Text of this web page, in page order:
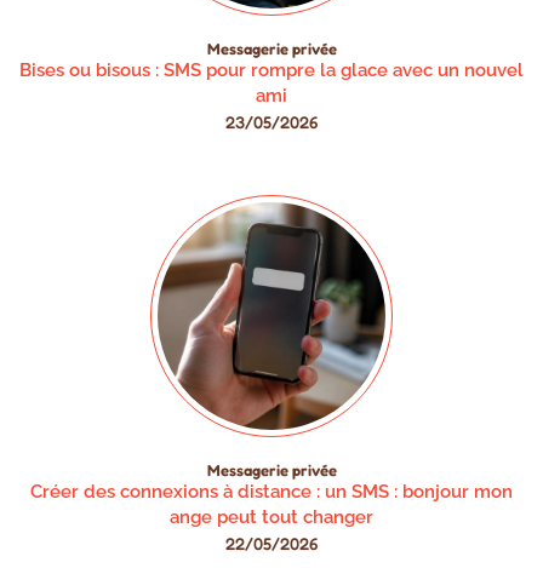
Messagerie privée
Bises ou bisous : SMS pour rompre la glace avec un nouvel
ami
23/05/2026
Messagerie privée
Créer des connexions à distance : un SMS : bonjour mon
ange peut tout changer
22/05/2026